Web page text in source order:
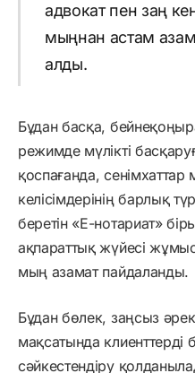
адвокат пен заң
мыңнан астам
алды.
Бұдан басқа,
режимде мүлікті
қоспағанда,
келісімдерінің барлық
беретін «Е-нотариат»
ақпараттық жүйесі жұмыс
мың азамат пайдаланды.
Бұдан бөлек, заңсыз
мақсатында клиенттерді
сәйкестендіру